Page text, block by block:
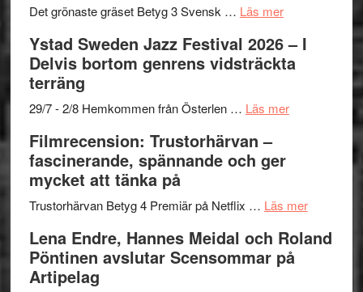
Det grönaste gräset Betyg 3 Svensk … Läs merom
Filmrecension:
Det
grönaste
–
och
lättsam
Ystad Sweden Jazz Festival 2026 – I
Delvis bortom genrens vidsträckta
terräng
29/7 - 2/8 Hemkommen från Österlen … Läs merom
2026
I
Delvis
Filmrecension: Trustorhärvan –
fascinerande, spännande och ger
mycket att tänka på
Trustorhärvan Betyg 4 Premiär på Netflix … Läs merom
Lena Endre, Hannes Meidal och Roland
Pöntinen avslutar Scensommar på
Artipelag